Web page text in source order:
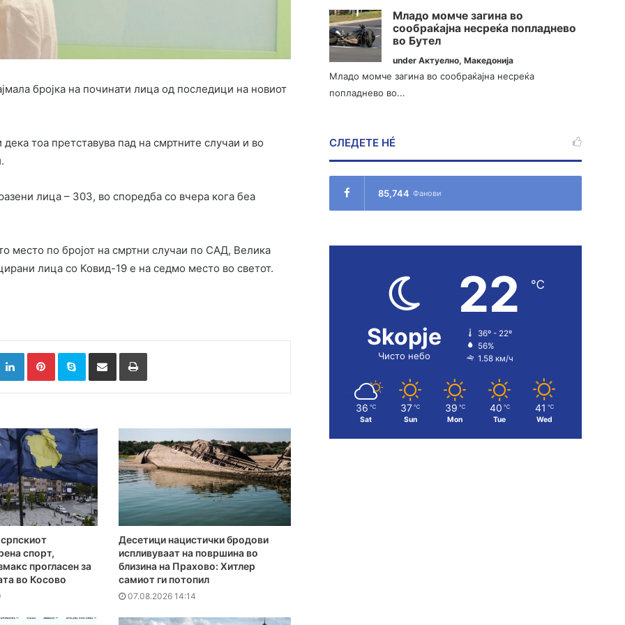
бројка на починати лица од последици на новиот
тоа претставува пад на смртните случаи и во
лица – 303, во споредба со вчера кога беа
место по бројот на смртни случаи по САД, Велика
лица со Ковид-19 е на седмо место во светот.
LinkedInPinterestSkype Сподели преку Е-маил Испринтај
спорт,
прогласен за
во Косово
Десетици нацистички бродови
испливуваат на површина во
близина на Прахово: Хитлер
самиот ги потопил
07.08.2026 14:14
Младо момче загина во
сообраќајна несреќа попладнево
во Бутел
underАктуелно,Македонија
Младо момче загина во сообраќајна несреќа
попладнево во...
СЛЕДЕТЕ НÉ
85,744 Фанови
Skopje
Чисто небо
22 ℃
36º - 22º
56%
1.58 км/ч
36 ℃
Sat
37 ℃
Sun
39 ℃
Mon
40 ℃
Tue
41 ℃
Wed